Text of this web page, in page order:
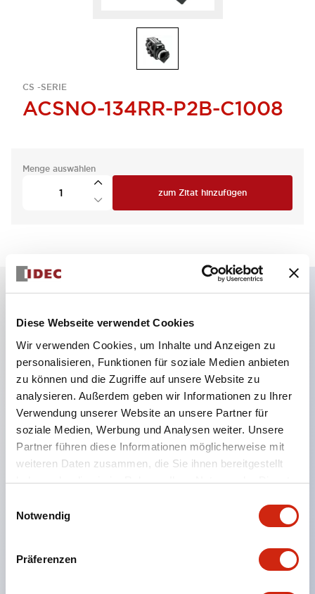
Diese Webseite verwendet Cookies
Wir verwenden Cookies, um Inhalte und Anzeigen zu
personalisieren, Funktionen für soziale Medien anbieten
zu können und die Zugriffe auf unsere Website zu
analysieren. Außerdem geben wir Informationen zu Ihrer
Verwendung unserer Website an unsere Partner für
soziale Medien, Werbung und Analysen weiter. Unsere
Partner führen diese Informationen möglicherweise mit
weiteren Daten zusammen, die Sie ihnen bereitgestellt
haben oder die sie im Rahmen Ihrer Nutzung der Dienste
Notwendig
Präferenzen
CS -SERIE
ACSNO-134RR-P2B-C1008
Menge auswählen
zum Zitat hinzufügen
Hauptmerkmale
Der CS-Kammschalter ist ein vielseitiger Bedien- und
Schaltmechanismus, der sich gut für das Ein- und
Ausschalten sowie Umschalten von Geräten eignet.
72 Standard-Schaltkreise verfügbar
Verschiedene Kontaktkonfigurationen möglich
durch Kombination aus 6 Bauformen und Anzahl
der Kontaktblöcke.
Vielfältige Varianten verfügbar, darunter mit
Handhebelbedienung und Schlüsselschalter.